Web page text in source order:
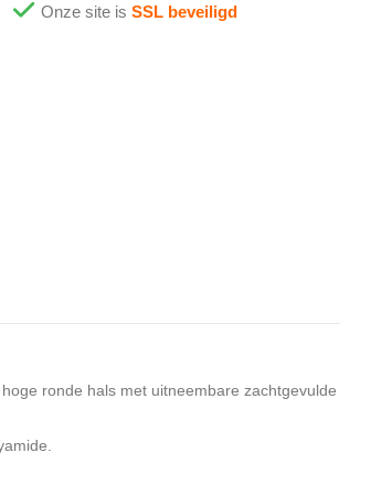
Onze site is SSL beveiligd
ronde hals met uitneembare zachtgevulde